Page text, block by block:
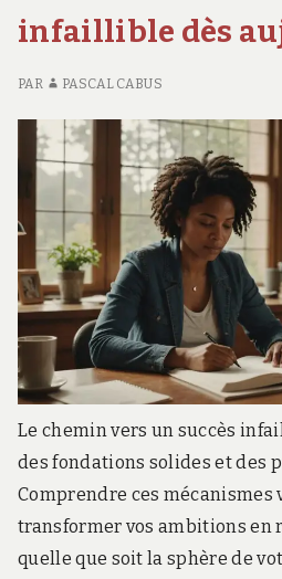
n
.
r
infaillible dès
PAR PASCAL CABUS
Le chemin vers un succès
des fondations solides et des
Comprendre ces mécanismes
transformer vos ambitions en
quelle que soit la sphère de